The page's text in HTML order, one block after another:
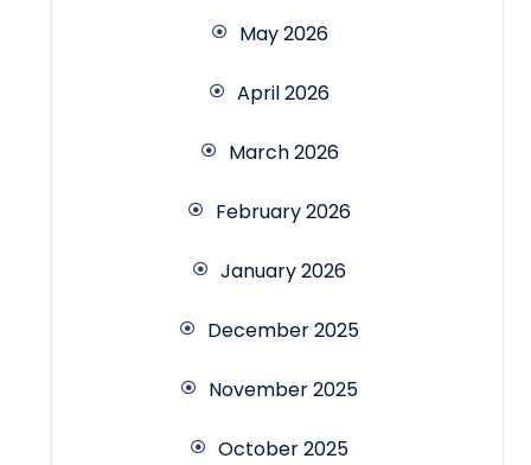
May 2026
April 2026
March 2026
February 2026
January 2026
December 2025
November 2025
October 2025